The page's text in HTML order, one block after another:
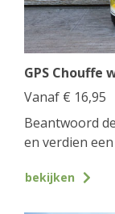
GPS Chouffe
Vanaf € 16,95
Beantwoord
en verdien
bekijken